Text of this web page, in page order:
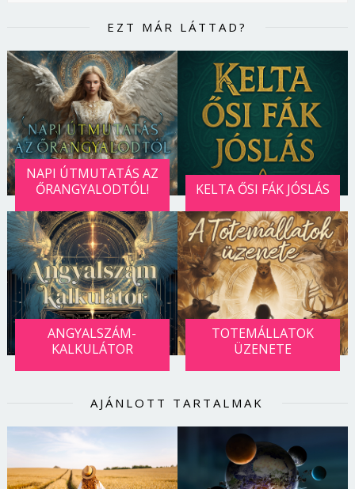
EZT MÁR LÁTTAD?
NAPI ÚTMUTATÁS AZ
ŐRANGYALODTÓL!
KELTA ŐSI FÁK JÓSLÁS
ANGYALSZÁM-
KALKULÁTOR
TOTEMÁLLATOK
ÜZENETE
AJÁNLOTT TARTALMAK